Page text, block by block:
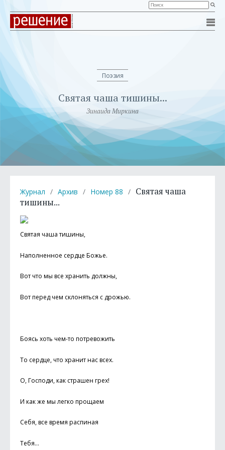
Поэзия
Святая чаша тишины...
Зинаида Миркина
Журнал / Архив / Номер 88 / Святая чаша
тишины...
Святая чаша тишины,
Наполненное сердце Божье.
Вот что мы все хранить должны,
Вот перед чем склоняться с дрожью.
Боясь хоть чем-то потревожить
То сердце, что хранит нас всех.
О, Господи, как страшен грех!
И как же мы легко прощаем
Себя, все время распиная
Тебя…